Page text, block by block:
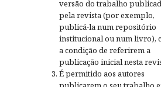
versão do trabalho
pela revista (por exemplo,
publicá-la num repositório
institucional ou num livro),
a condição de referirem a
publicação inicial nesta
É permitido aos autores